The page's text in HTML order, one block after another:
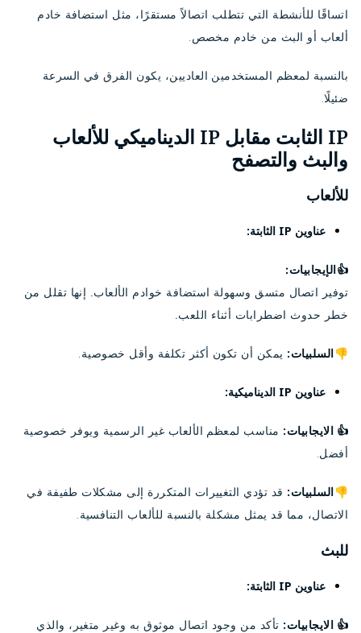
اتساقًا للأنشطة التي تتطلب اتصالاً مستقرًا، مثل استضافة خادم
ألعاب أو البث من خادم مخصص.
بالنسبة لمعظم المستخدمين العاديين، يكون الفرق في السرعة
ضئيلًا.
IP الثابت مقابل IP الديناميكي للألعاب
والبث والتصفح
للألعاب
عناوين IP الثابتة:
👍الإيجابيات:
توفير اتصال متسق وسهولة استضافة خوادم الألعاب. إنها تقلل من
خطر حدوث اضطرابات أثناء اللعب.
👎السلبيات: يمكن أن تكون أكثر تكلفة وأقل خصوصية.
عناوين IP الديناميكية:
👍 الايجابيات: مناسب لمعظم الألعاب غير الرسمية ويوفر خصوصية
أفضل.
👎السلبيات: قد تؤدي التغييرات المتكررة إلى مشكلات طفيفة في
الاتصال، مما قد يمثل مشكلة بالنسبة للألعاب التنافسية.
للبث
عناوين IP الثابتة:
👍 الايجابيات: تأكد من وجود اتصال موثوق به وغير متغير، والذي